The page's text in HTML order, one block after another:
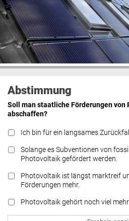
Abstimmung
Soll man staatliche Förderungen
abschaffen?
Ich bin für ein langsames
Solange es Subventionen von
Photovoltaik gefördert werden.
Photovoltaik ist längst marktreif
Förderungen mehr.
Photovoltaik gehört noch viel